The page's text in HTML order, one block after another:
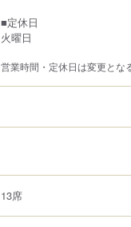
■定休日
火曜日
営業時間・定休日は変更とな
13席